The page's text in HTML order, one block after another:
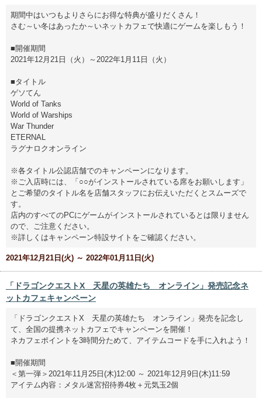
期間中はいつもよりさらにお得な特典が盛りだくさん！
さむ～い冬はあったか～いネットカフェで快適にゲームを楽しもう！
■開催期間
2021年12月21日（火）～2022年1月11日（火）
■タイトル
ゲソてん
World of Tanks
World of Warships
War Thunder
ETERNAL
ラグナロクオンライン
※各タイトル公認店舗でのキャンペーンになります。
※ご入店時には、「○○がインストールされている席をお願いします」
とご希望のタイトル名を店舗スタッフにお伝えいただくとスムーズで
す。
店内のすべてのPCにゲームがインストールされているとは限りません
ので、ご注意ください。
※詳しくはキャンペーン特設サイトをご確認ください。
2021年12月21日(火) ～ 2022年01月11日(火)
「ドラゴンクエストX 天星の英雄たち オンライン」発売記念ネ
ットカフェキャンペーン
「ドラゴンクエストX 天星の英雄たち オンライン」発売を記念し
て、全国の提携ネットカフェでキャンペーンを開催！
ネカフェポイントを3時間分ためて、アイテムコードを手に入れよう！
■開催期間
＜第一弾＞2021年11月25日(木)12:00 ～ 2021年12月9日(木)11:59
アイテム内容：メタル迷宮招待券4枚＋元気玉2個